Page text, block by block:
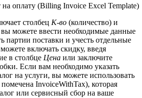
оплату (Billing Invoice Excel Template)
столбец К-во (количество) и
вы можете ввести необходимые данные
партии поставки и учесть отдельные
включать скидку, введя
в столбце Цена или заключите
Если вам необходимо указать
на услуги, вы можете использовать
помечена InvoiceWithTax), которая
или сервисный сбор на ваше